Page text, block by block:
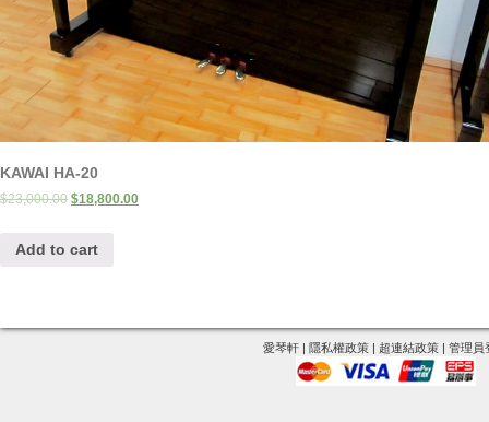
KAWAI HA-20
$23,000.00 $18,800.00
Add to cart
愛琴軒| 隱私權政策| 超連結政策| 管理員